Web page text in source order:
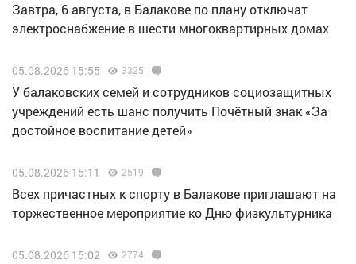
Завтра, 6 августа, в Балакове по плану отключат
электроснабжение в шести многоквартирных домах
05.08.2026 15:55 3325
У балаковских семей и сотрудников социозащитных
учреждений есть шанс получить Почётный знак «За
достойное воспитание детей»
05.08.2026 15:11 2519
Всех причастных к спорту в Балакове приглашают на
торжественное мероприятие ко Дню физкультурника
05.08.2026 15:02 2774